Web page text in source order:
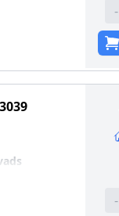
-
-